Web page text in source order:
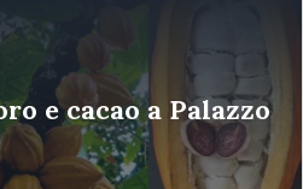
e cacao a Palazzo